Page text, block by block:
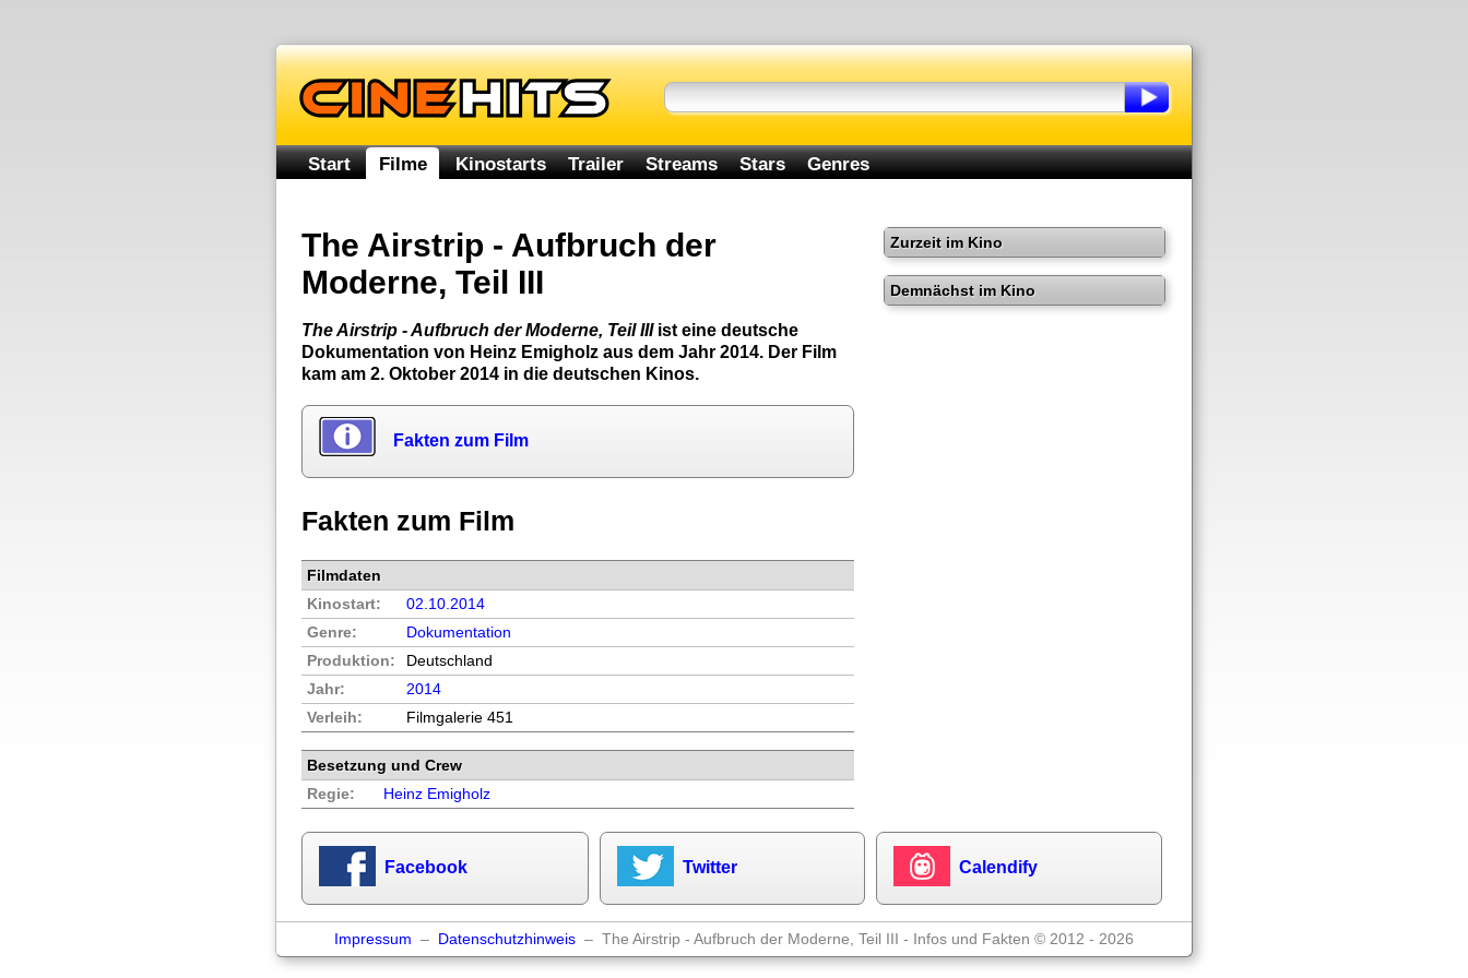
Start Filme Kinostarts Trailer Streams Stars Genres
The Airstrip - Aufbruch der
Moderne, Teil III
The Airstrip - Aufbruch der Moderne, Teil IIIist eine deutsche
Dokumentation von Heinz Emigholz aus dem Jahr 2014. Der Film
kam am 2. Oktober 2014 in die deutschen Kinos.
Fakten zum Film
Fakten zum Film
Filmdaten
Kinostart:
02.10.2014
Genre:
Dokumentation
Produktion:
Deutschland
Jahr:
2014
Verleih:
Filmgalerie 451
Besetzung und Crew
Regie: Heinz Emigholz
Zurzeit im Kino
Demnächst im Kino
Facebook Twitter Calendify
Impressum – Datenschutzhinweis – The Airstrip - Aufbruch der Moderne, Teil III - Infos und Fakten © 2012 - 2026